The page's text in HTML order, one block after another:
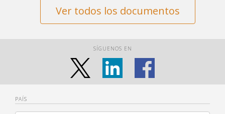
Ver todos los documentos
SÍGUENOS EN
PAÍS